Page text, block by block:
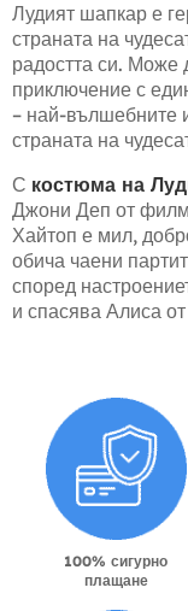
Лудият шапкар е
страната на
радостта си. Може
приключение с
– най-вълшебните
страната на
С костюма на
Джони Деп от
Хайтоп е мил,
обича чаени
според
и спасява Алиса
100% сигурно
плащане